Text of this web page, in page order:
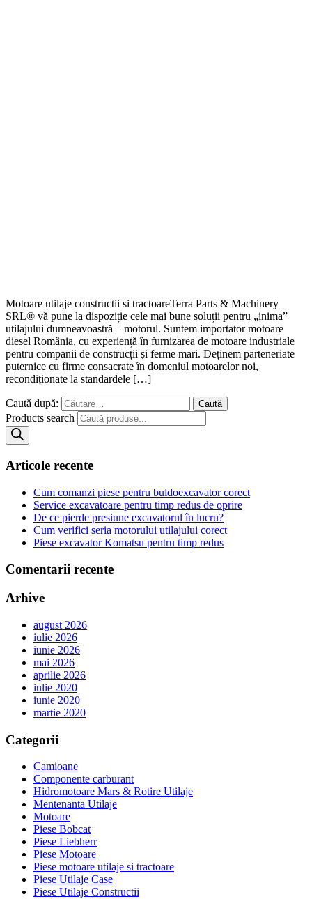
Motoare utilaje constructii si tractoareTerra Parts & Machinery
SRL® vă pune la dispoziție cele mai bune soluții pentru „inima”
utilajului dumneavoastră – motorul. Suntem importator motoare
diesel România, cu experiență în furnizarea de motoare industriale
pentru companii de construcții și ferme mari. Deținem parteneriate
puternice cu firme consacrate în domeniul motoarelor noi,
recondiționate la standardele […]
Caută după:
Products search
Articole recente
Cum comanzi piese pentru buldoexcavator corect
Service excavatoare pentru timp redus de oprire
De ce pierde presiune excavatorul în lucru?
Cum verifici seria motorului utilajului corect
Piese excavator Komatsu pentru timp redus
Comentarii recente
Arhive
august 2026
iulie 2026
iunie 2026
mai 2026
aprilie 2026
iulie 2020
iunie 2020
martie 2020
Categorii
Camioane
Componente carburant
Hidromotoare Mars & Rotire Utilaje
Mentenanta Utilaje
Motoare
Piese Bobcat
Piese Liebherr
Piese Motoare
Piese motoare utilaje si tractoare
Piese Utilaje Case
Piese Utilaje Constructii